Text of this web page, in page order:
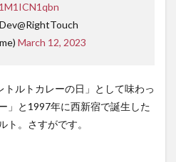
March 12, 2023
ルトカレーの日」として味わっ
」と1997年に西新宿で誕生した
ト。さすがです。